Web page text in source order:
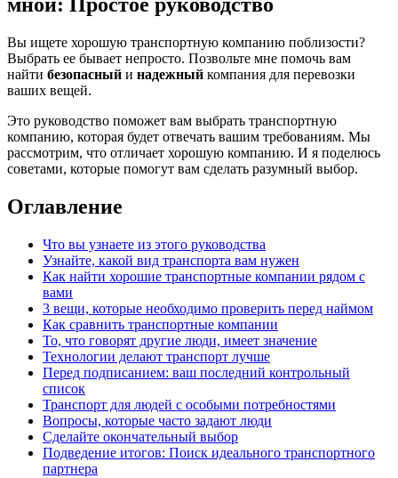
мной: Простое руководство
Вы ищете хорошую транспортную компанию поблизости?
Выбрать ее бывает непросто. Позвольте мне помочь вам
найти безопасный и надежный компания для перевозки
ваших вещей.
Это руководство поможет вам выбрать транспортную
компанию, которая будет отвечать вашим требованиям. Мы
рассмотрим, что отличает хорошую компанию. И я поделюсь
советами, которые помогут вам сделать разумный выбор.
Оглавление
Что вы узнаете из этого руководства
Узнайте, какой вид транспорта вам нужен
Как найти хорошие транспортные компании рядом с
вами
3 вещи, которые необходимо проверить перед наймом
Как сравнить транспортные компании
То, что говорят другие люди, имеет значение
Технологии делают транспорт лучше
Перед подписанием: ваш последний контрольный
список
Транспорт для людей с особыми потребностями
Вопросы, которые часто задают люди
Сделайте окончательный выбор
Подведение итогов: Поиск идеального транспортного
партнера